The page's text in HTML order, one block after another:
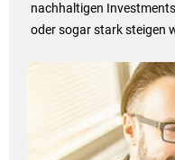
nachhaltigen
oder sogar stark steigen